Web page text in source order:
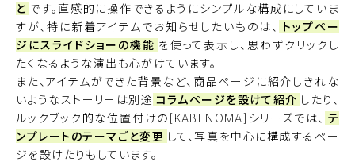
と です。直感的に操作できるようにシンプルな構成にしていま
すが、特に新着アイテムでお知らせしたいものは、
トップペー
ジにスライドショーの機能 を使って表示し、思わずクリックし
たくなるような演出も心がけています。
また、アイテムができた背景など、商品ページに紹介しきれな
いようなストーリーは別途 コラムページを設けて紹介 したり、
ルックブック的な位置付けの [KABENOMA]シリーズでは、 テ
ンプレートのテーマごと変更 して、写真を中心に構成するペー
ジを設けたりもしています。